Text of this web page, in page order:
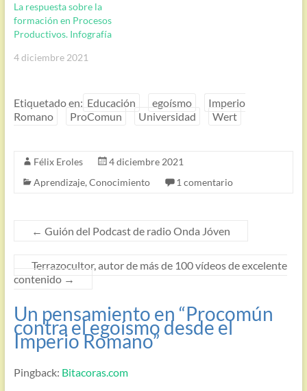
La respuesta sobre la
formación en Procesos
Productivos. Infografía
4 diciembre 2021
Etiquetado en: Educación egoísmo
Imperio
Romano
ProComun Universidad Wert
Félix Eroles
4 diciembre 2021
Aprendizaje, Conocimiento 1 comentario
← Guión del Podcast de radio Onda Jóven
Terrazocultor, autor de más de 100 vídeos de excelente
contenido →
Un pensamiento en “Procomún
contra el egoísmo desde el
Imperio Romano”
Pingback: Bitacoras.com